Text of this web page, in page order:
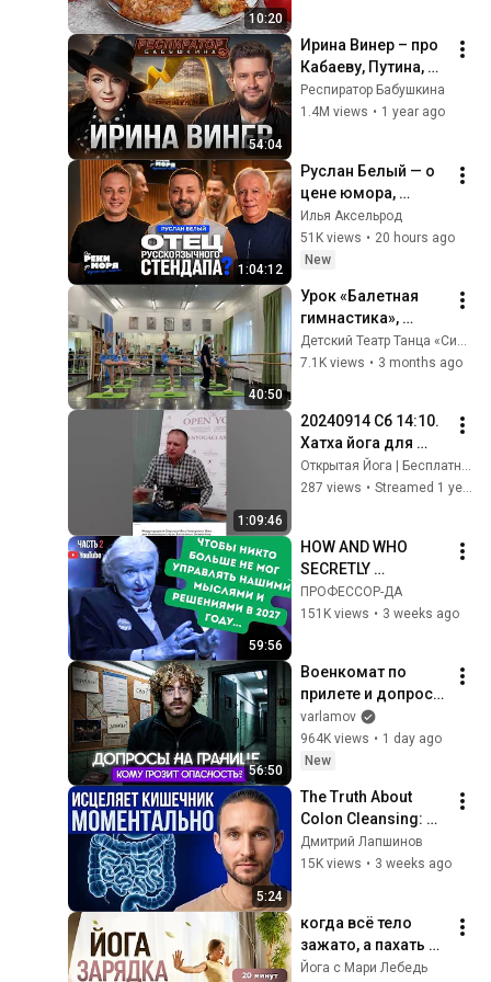
10:20
54:04
Ирина Винер – про
Кабаеву, Путина,
страх войны,
политику в спорте,
Респиратор Бабушкина
1.4M views • 1 year ago
1:04:12
Руслан Белый — о
цене юмора,
эмиграции и новой
жизни | «От реки до
моря» (выпуск 90)
Илья Аксельрод
51K views • 20 hours ago
New
40:50
Урок «Балетная
гимнастика»,
Детский Театр
Танца «Синичка», 9-
Детский Театр Танца «Синичка»
7.1K views • 3 months ago
1:09:46
20240914 Сб 14:10.
Хатха йога для
начинающих
онлайн. Москва м.
йога.
Открытая Йога | Бесплатные Йога Курсы | OpenYoga
287 views • Streamed 1 year ago
59:56
HOW AND WHO
SECRETLY
CONTROLS US
..BEING AT PEACE
ПРОФЕССОР-ДА
151K views • 3 weeks ago
56:50
Военкомат по
прилете и допросы
ФСБ. Как
проверяют на
границе? | Советы
Россию
varlamov
964K views • 1 day ago
New
5:24
The Truth About
Colon Cleansing:
How to Clean Your
Gut Without
Дмитрий Лапшинов
15K views • 3 weeks ago
когда всё тело
зажато, а пахать на
коврике не хочется
Йога с Мари Лебедь